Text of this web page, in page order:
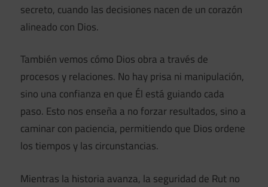
secreto, cuando las decisiones nacen de un corazón
alineado con Dios.
También vemos cómo Dios obra a través de
procesos y relaciones. No hay prisa ni manipulación,
sino una confianza en que Él está guiando cada
paso. Esto nos enseña a no forzar resultados, sino a
caminar con paciencia, permitiendo que Dios ordene
los tiempos y las circunstancias.
Mientras la historia avanza, la seguridad de Rut no